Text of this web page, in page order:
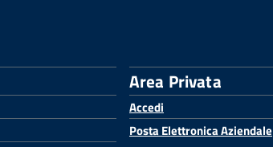
Area Privata
Accedi
Posta Elettronica Aziendale